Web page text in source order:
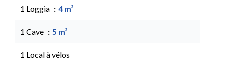
1 Loggia 4 m²
1 Cave 5 m²
1 Local à vélos